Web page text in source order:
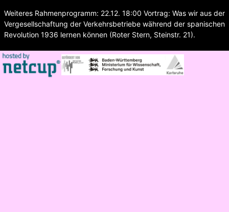
Weiteres Rahmenprogramm: 22.12. 18:00 Vortrag: Was wir aus der
Vergesellschaftung der Verkehrsbetriebe während der spanischen
Revolution 1936 lernen können (Roter Stern, Steinstr. 21).